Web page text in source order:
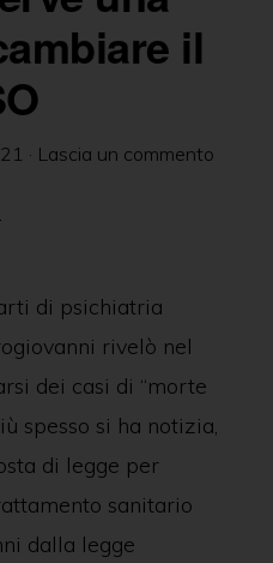
il
· Lascia un commento
di psichiatria
rivelò nel
dei casi di “morte
spesso si ha notizia,
di legge per
sanitario
dalla legge